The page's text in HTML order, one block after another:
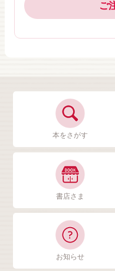
ご
本をさがす
書店さま
お知らせ